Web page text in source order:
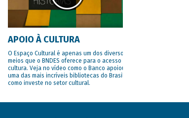
APOIO À CULTURA
O Espaço Cultural é apenas um dos diversos
meios que o BNDES oferece para o acesso à
cultura. Veja no vídeo como o Banco apoiou
uma das mais incríveis bibliotecas do Brasil e
como investe no setor cultural.